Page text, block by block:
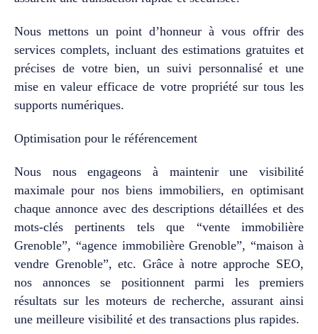
aménagé. La piscine,
parfaitement intégrée dans
son environnement,
prolonge naturellement les
espaces de vie et invite à la
détente dans un cadre
perspectives végétales et
zones ombragées composent
propice aux instants partagés
comme aux moments plus
intimistes. Les prestations
ont été sélectionnées avec
exigence pour garantir un
confort optimal en toute
saison, dans une maison
entretenue avec le plus grand
soin. Une propriété
équilibrée, aux volumes
maîtrisés, offrant une
Nous mettons un point d’honneur à vous offrir des
services complets, incluant des estimations gratuites et
précises de votre bien, un suivi personnalisé et une
mise en valeur efficace de votre propriété sur tous les
supports numériques.
Optimisation pour le référencement
Nous nous engageons à maintenir une visibilité
maximale pour nos biens immobiliers, en optimisant
chaque annonce avec des descriptions détaillées et des
mots-clés pertinents tels que “vente immobilière
Grenoble”, “agence immobilière Grenoble”, “maison à
vendre Grenoble”, etc. Grâce à notre approche SEO,
nos annonces se positionnent parmi les premiers
résultats sur les moteurs de recherche, assurant ainsi
une meilleure visibilité et des transactions plus rapides.